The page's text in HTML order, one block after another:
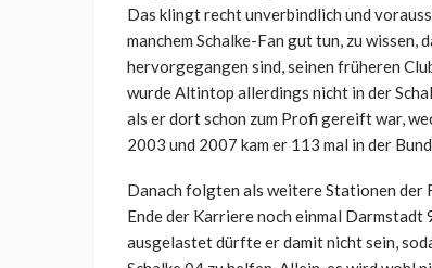
Das klingt recht unverbindlich und
manchem Schalke-Fan gut tun, zu wissen,
hervorgegangen sind, seinen früheren
wurde Altintop allerdings nicht in der
als er dort schon zum Profi gereift war,
2003 und 2007 kam er 113 mal in der
Danach folgten als weitere Stationen der
Ende der Karriere noch einmal
ausgelastet dürfte er damit nicht sein,